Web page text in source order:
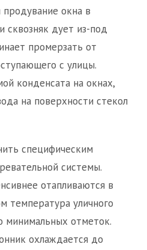
окна в
сквозняк дует из-под
промерзать от
с улицы.
конденсата на окнах,
на поверхности стекол
специфическим
системы.
отапливаются в
температура уличного
минимальных отметок.
охлаждается до